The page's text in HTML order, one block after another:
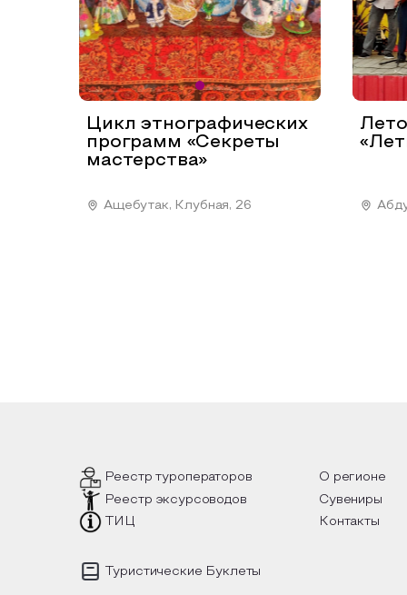
Цикл этнографических
программ «Секреты
мастерства»
Ащебутак, Клубная, 26
Реестр туроператоров О регионе
Реестр эксурсоводов
Сувениры
ТИЦ
Контакты
Туристические Буклеты